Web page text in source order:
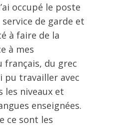
occupé le poste
de garde et
à faire de la
à mes
français, du grec
pu travailler avec
les niveaux et
enseignées.
ce sont les